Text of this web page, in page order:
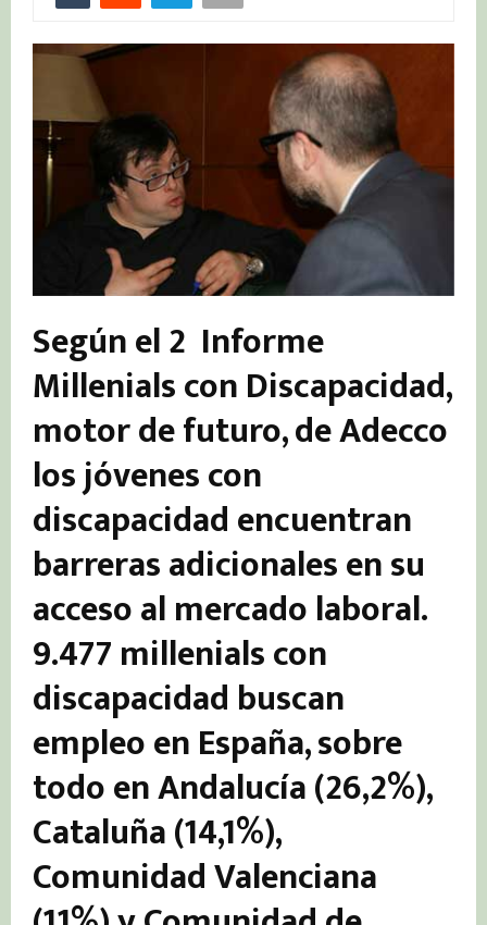
Según el 2º Informe
Millenials con Discapacidad,
motor de futuro, de Adecco
los jóvenes con
discapacidad encuentran
barreras adicionales en su
acceso al mercado laboral.
9.477 millenials con
discapacidad buscan
empleo en España, sobre
todo en Andalucía (26,2%),
Cataluña (14,1%),
Comunidad Valenciana